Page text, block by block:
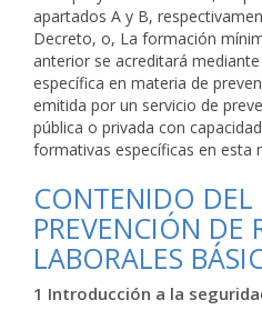
apartados A y B,
Decreto, o, La formación
anterior se acreditará
específica en materia de
emitida por un servicio de
pública o privada con
formativas específicas en esta
CONTENIDO DEL
PREVENCIÓN DE
LABORALES
1 Introducción a la